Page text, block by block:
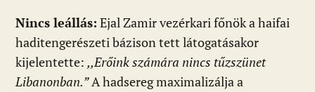
Nincs leállás: Ejal Zamir vezérkari főnök a haifai
haditengerészeti bázison tett látogatásakor
kijelentette: ,,Erőink számára nincs tűzszünet
Libanonban.”A hadsereg maximalizálja a